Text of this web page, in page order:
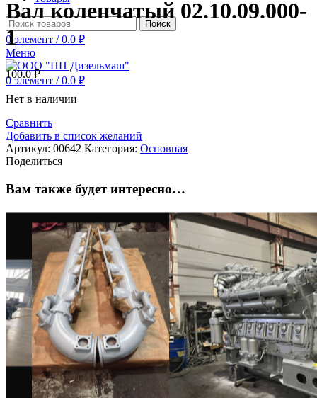
Поиск
0 элемент / 0.0 ₽
Меню
0элемент / 0.0 ₽
Вал коленчатый 02.10.09.000-
1
100.0₽
Нет в наличии
Сравнить
Добавить в список желаний
Артикул: 00642 Категория: Основная
Поделиться
Вам также будет интересно…